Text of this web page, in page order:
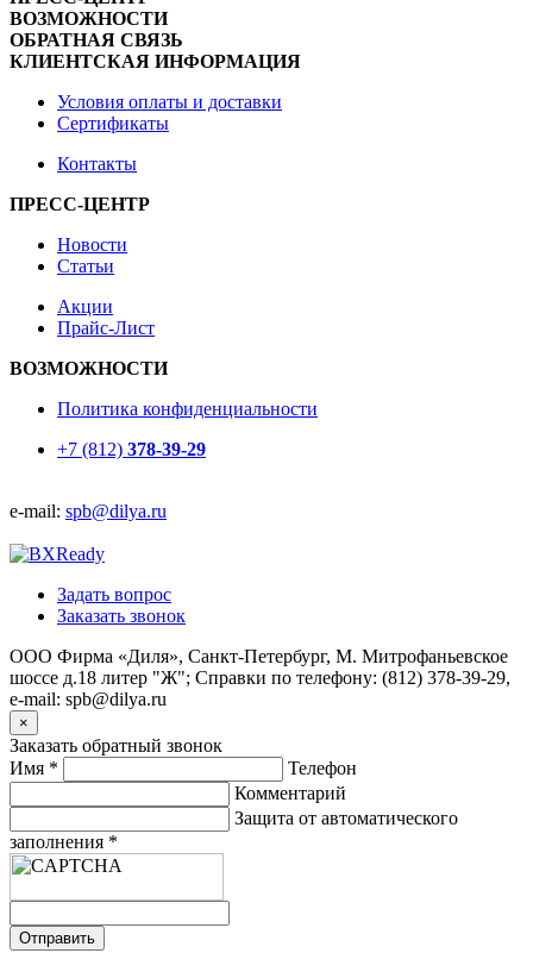
ВОЗМОЖНОСТИ
ОБРАТНАЯ СВЯЗЬ
КЛИЕНТСКАЯ ИНФОРМАЦИЯ
Условия оплаты и доставки
Сертификаты
Контакты
ПРЕСС-ЦЕНТР
Новости
Статьи
Акции
Прайс-Лист
ВОЗМОЖНОСТИ
Политика конфиденциальности
+7 (812) 378-39-29
e-mail: spb@dilya.ru
Задать вопрос
Заказать звонок
ООО Фирма «Диля», Санкт-Петербург, М. Митрофаньевское
шоссе д.18 литер "Ж"; Справки по телефону: (812) 378-39-29,
e-mail: spb@dilya.ru
×
Заказать обратный звонок
Имя *
Телефон
Комментарий
Защита от автоматического
заполнения *
Отправить